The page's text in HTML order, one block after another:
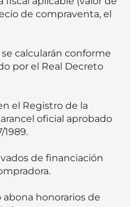
de compraventa, el
calcularán conforme
por el Real Decreto
el Registro de la
oficial aprobado
1989.
de financiación
honorarios de